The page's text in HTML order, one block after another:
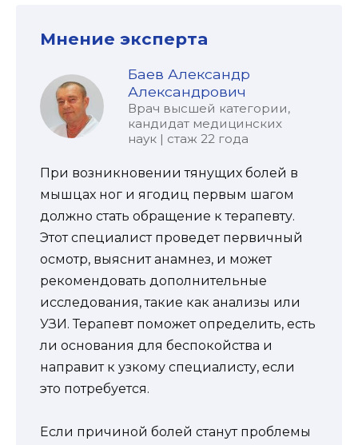
Мнение эксперта
Баев Александр
Александрович
Врач высшей категории,
кандидат медицинских
наук | стаж 22 года
При возникновении тянущих болей в
мышцах ног и ягодиц первым шагом
должно стать обращение к терапевту.
Этот специалист проведет первичный
осмотр, выяснит анамнез, и может
рекомендовать дополнительные
исследования, такие как анализы или
УЗИ. Терапевт поможет определить, есть
ли основания для беспокойства и
направит к узкому специалисту, если
это потребуется.
Если причиной болей станут проблемы